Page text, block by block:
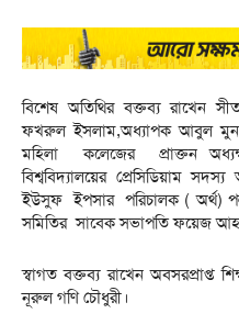
বিশেষ অতিথির বক্তব্য রাখেন
ফখরুল ইসলাম,অধ্যাপক আবুল মুনছুর,
মহিলা কলেজের প্রাক্তন
বিশ্ববিদ্যালয়ের প্রেসিডিয়াম
ইউসুফ ইপসার পরিচালক ( অর্থ)
সমিতির সাবেক সভাপতি ফয়েজ
স্বাগত বক্তব্য রাখেন
নূরুল গণি চৌধুরী।